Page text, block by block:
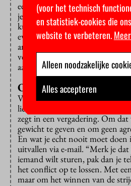
een vergadering een foute
je direct zeggen: “Volgens mij
kunt een ander onderwerp
even een pauze inlassen.”) Je
anders over praten, bijvoorbeeld
vertrouwenspersoon. Of je kunt
aanspreken.
Ongemakkelijkheid
Volgens Solder is het belangrijk
lichaamstaal ongemakkelijkheid
zegt in een vergadering. Om dat
gewicht te geven en om geen
En wat je echt nooit moet doen
uitvallen via e-mail. “Merk je dat
iemand wilt sturen, pak dan je
het conflict op te lossen. Met
maar om het winnen van de
(voor het technisch
en statistiek-cookies die
website te verbeteren.
Alleen noodzakelijke
Alles accepteren